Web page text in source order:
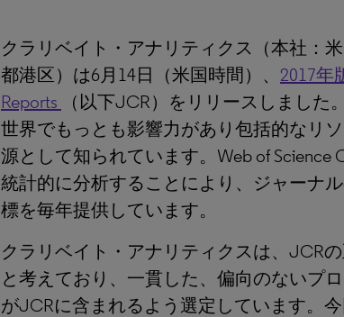
クラリベイト・アナリティクス（本社：
都港区）は6月14日（米国時間）、 2017年
Reports
（以下JCR）をリリースしまし
世界でもっとも影響力があり包括的なリ
源として知られています。Web of
統計的に分析することにより、ジャーナ
標を毎年提供しています。
クラリベイト・アナリティクスは、JCR
と考えており、一貫した、偏向のないプ
がJCRに含まれるよう選定しています。